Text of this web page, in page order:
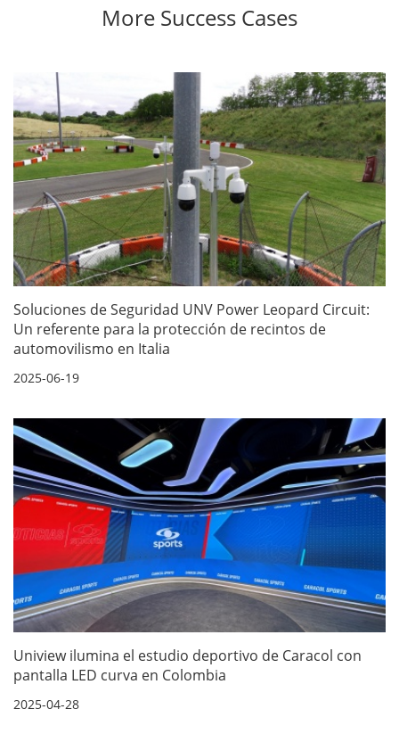
More Success Cases
Soluciones de Seguridad UNV Power Leopard Circuit:
Un referente para la protección de recintos de
automovilismo en Italia
2025-06-19
Uniview ilumina el estudio deportivo de Caracol con
pantalla LED curva en Colombia
2025-04-28